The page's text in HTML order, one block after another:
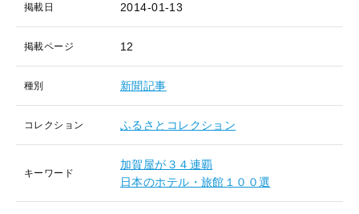
掲載日 2014-01-13
掲載ページ 12
種別 新聞記事
コレクション ふるさとコレクション
キーワード
加賀屋が３４連覇
日本のホテル・旅館１００選